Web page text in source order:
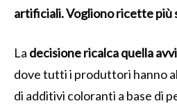
artificiali. Vogliono ricette più
La decisione ricalca quella
dove tutti i produttori hanno
di additivi coloranti a base di